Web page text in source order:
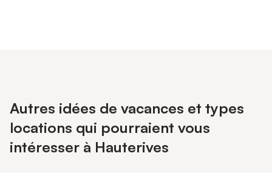
Autres idées de vacances et types
locations qui pourraient vous
intéresser à Hauterives